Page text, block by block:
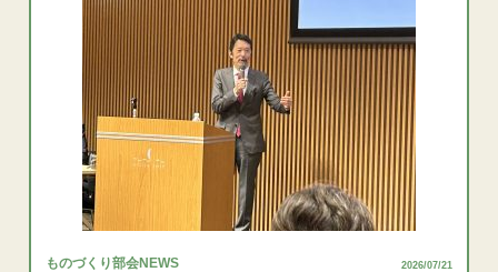
ものづくり部会NEWS 2026/07/21